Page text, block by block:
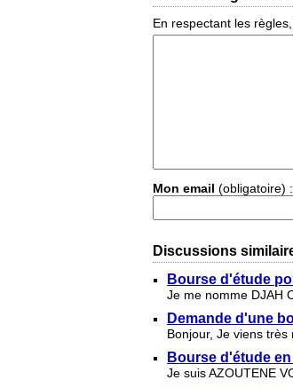
En respectant les
Mon email (obligatoire) :
Discussions
Bourse d'étude
Je me nomme DJAH
Demande d'une
Bonjour, Je viens
Bourse d'étude
Je suis AZOUTENE